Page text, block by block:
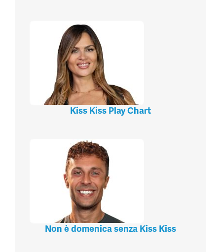
Kiss Kiss Play Chart
Non è domenica senza Kiss Kiss